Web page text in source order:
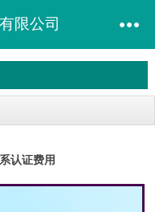
限公司
认证费用